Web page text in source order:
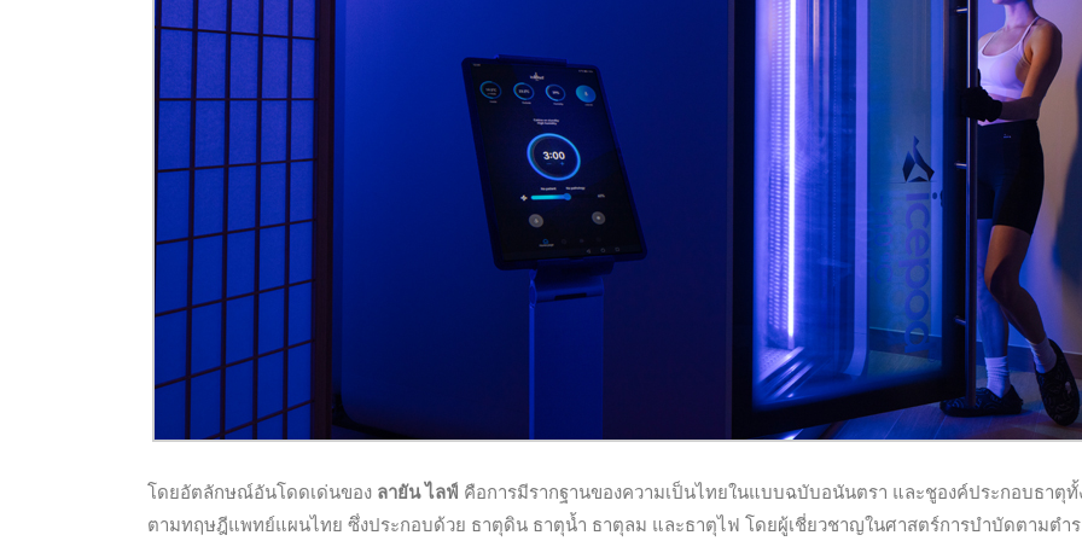
โดยอัตลักษณ์อันโดดเด่นของ ลายัน ไลฟ์ คือการมีรากฐานของความเป็นไทยในแบบฉบับอนันตรา และชูองค์ประกอบธาตุทั้
ตามทฤษฎีแพทย์แผนไทย ซึ่งประกอบด้วย ธาตุดิน ธาตุน้ำ ธาตุลม และธาตุไฟ โดยผู้เชี่ยวชาญในศาสตร์การบำบัดตามตำ